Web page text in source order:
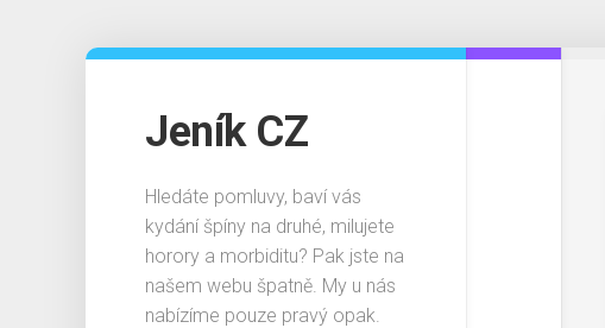
Jeník CZ
Hledáte pomluvy, baví vás
kydání špíny na druhé, milujete
horory a morbiditu? Pak jste na
našem webu špatně. My u nás
nabízíme pouze pravý opak.